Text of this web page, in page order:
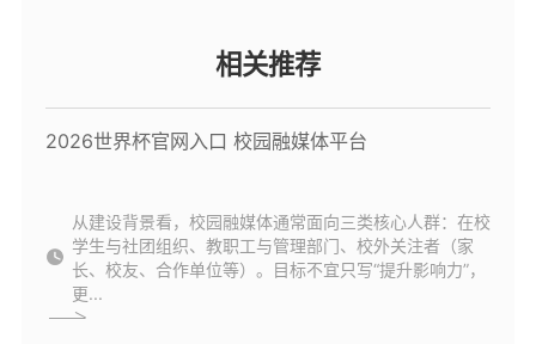
相关推荐
2026世界杯官网入口 校园融媒体平台
从建设背景看，校园融媒体通常面向三类核心人群：在校
学生与社团组织、教职工与管理部门、校外关注者（家
长、校友、合作单位等）。目标不宜只写“提升影响力”，
更...